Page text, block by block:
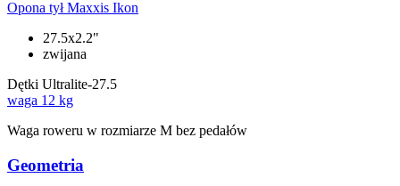
Opona tył Maxxis Ikon
27.5x2.2"
zwijana
Dętki Ultralite-27.5
waga 12 kg
Waga roweru w rozmiarze M bez pedałów
Geometria